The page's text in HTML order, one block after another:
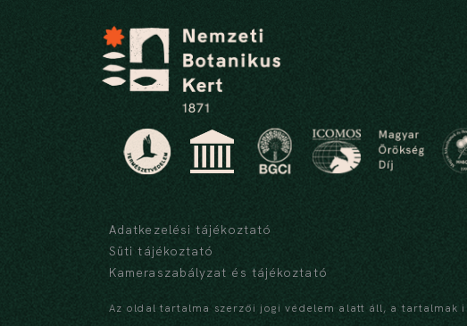
Adatkezelési tájékoztató
Süti tájékoztató
Kameraszabályzat és tájékoztató
Az oldal tartalma szerzői jogi védelem alatt áll, a tartalmak